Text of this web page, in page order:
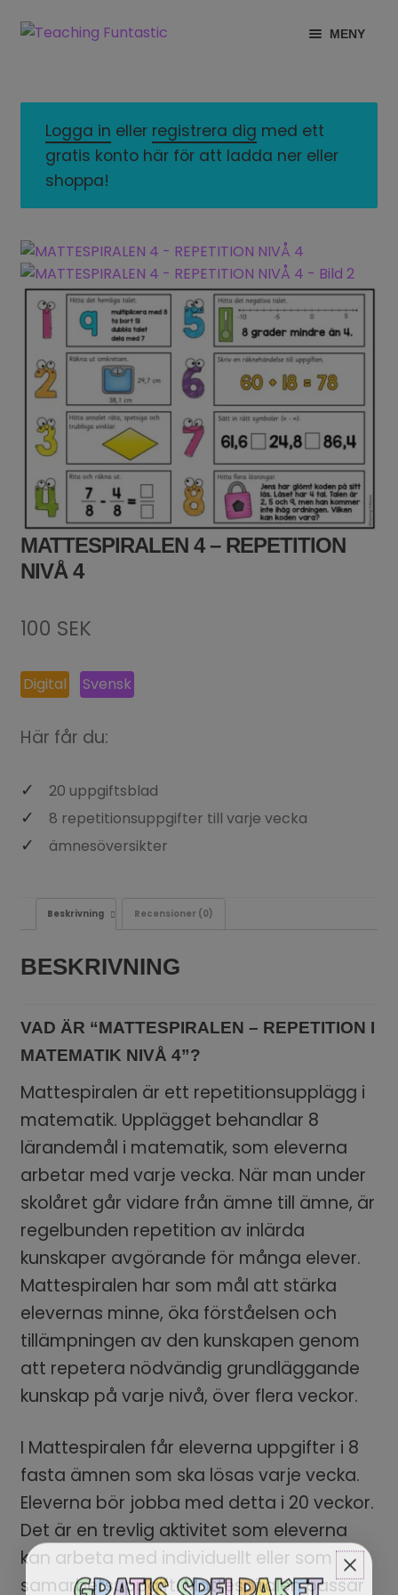
Hoppa
Gå
MENY
UNDERMENY
GRATISMATERIAL
BUTIK
LICENSER
EXPANDERA
UNDERMENY
TYPSNITT
TIPSHÖRNAN
Logga in eller registrera dig med ett
gratis konto här för att ladda ner eller
shoppa!
MATTESPIRALEN 4 – REPETITION
NIVÅ 4
100 SEK
Digital Svensk
Här får du:
20 uppgiftsblad
8 repetitionsuppgifter till varje vecka
ämnesöversikter
Beskrivning Recensioner (0)
BESKRIVNING
VAD ÄR “MATTESPIRALEN – REPETITION I
MATEMATIK NIVÅ 4”?
Mattespiralen är ett repetitionsupplägg i
matematik. Upplägget behandlar 8
lärandemål i matematik, som eleverna
arbetar med varje vecka. När man under
skolåret går vidare från ämne till ämne, är
regelbunden repetition av inlärda
kunskaper avgörande för många elever.
Mattespiralen har som mål att stärka
elevernas minne, öka förståelsen och
tillämpningen av den kunskapen genom
att repetera nödvändig grundläggande
kunskap på varje nivå, över flera veckor.
I Mattespiralen får eleverna uppgifter i 8
fasta ämnen som ska lösas varje vecka.
Eleverna bör jobba med detta i 20 veckor.
Det är en trevlig aktivitet som eleverna
kan arbeta med individuellt eller som
samarbetsuppgift. Mattespiralen passar